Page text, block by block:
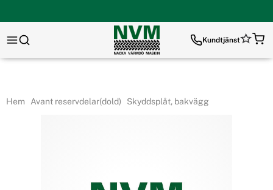
Kundtjänst
Hem Avant reservdelar(dold) Skyddsplåt, bakvägg